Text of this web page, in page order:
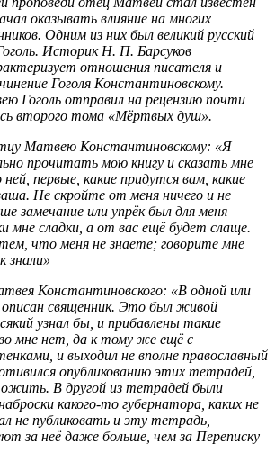
оказывать влияние на многих
Одним из них был великий русский
Историк Н. П. Барсуков
отношения писателя и
Гоголя Константиновскому.
Гоголь отправил на рецензию почти
второго тома «Мёртвых душ».
Матвею Константиновскому: «Я
прочитать мою книгу и сказать мне
ней, первые, какие придутся вам, какие
Не скройте от меня ничего и не
замечание или упрёк был для меня
мне сладки, а от вас ещё будет слаще.
что меня не знаете; говорите мне
знали»
Константиновского: «В одной или
священник. Это был живой
узнал бы, и прибавлены такие
мне нет, да к тому же ещё с
и выходил не вполне православный
опубликованию этих тетрадей,
В другой из тетрадей были
какого-то губернатора, каких не
не публиковать и эту тетрадь,
за неё даже больше, чем за Переписку